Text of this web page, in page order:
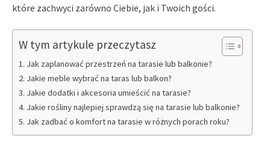
które zachwyci zarówno Ciebie, jak i Twoich gości.
W tym artykule przeczytasz
Jak zaplanować przestrzeń na tarasie lub balkonie?
Jakie meble wybrać na taras lub balkon?
Jakie dodatki i akcesoria umieścić na tarasie?
Jakie rośliny najlepiej sprawdzą się na tarasie lub balkonie?
Jak zadbać o komfort na tarasie w różnych porach roku?